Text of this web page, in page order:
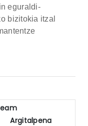
eguraldi-
bizitokia itzal
Argitalpena